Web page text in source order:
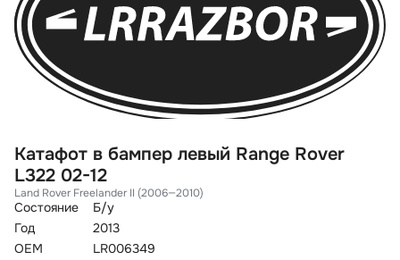
Катафот в бампер левый Range Rover
L322 02-12
Land Rover Freelander II (2006—2010)
Состояние
Б/у
Год
2013
OEM
LR006349